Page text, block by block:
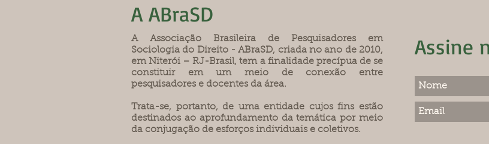
A ABraSD
A Associação Brasileira de Pesquisadores em
Sociologia do Direito - ABraSD, criada no ano de 2010,
em Niterói – RJ-Brasil, tem a finalidade precípua de se
constituir em um meio de conexão entre
pesquisadores e docentes da área.
Trata-se, portanto, de uma entidade cujos fins estão
destinados ao aprofundamento da temática por meio
da conjugação de esforços individuais e coletivos.
Assine